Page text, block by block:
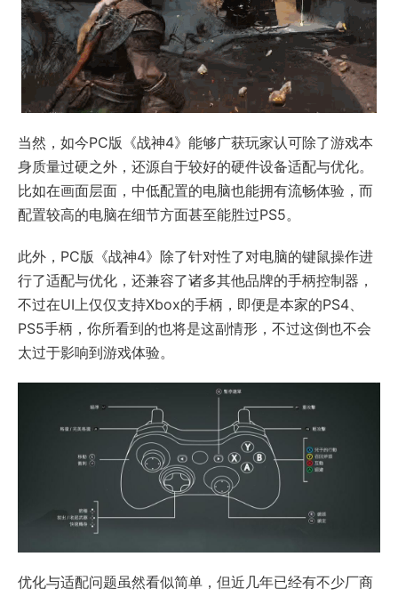
当然，如今PC版《战神4》能够广获玩家认可除了游戏本
身质量过硬之外，还源自于较好的硬件设备适配与优化。
比如在画面层面，中低配置的电脑也能拥有流畅体验，而
配置较高的电脑在细节方面甚至能胜过PS5。
此外，PC版《战神4》除了针对性了对电脑的键鼠操作进
行了适配与优化，还兼容了诸多其他品牌的手柄控制器，
不过在UI上仅仅支持Xbox的手柄，即便是本家的PS4、
PS5手柄，你所看到的也将是这副情形，不过这倒也不会
太过于影响到游戏体验。
优化与适配问题虽然看似简单，但近几年已经有不少厂商